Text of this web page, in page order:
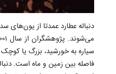
دنباله عطارد عمدتا از
فاصله بین زمین و ماه است.